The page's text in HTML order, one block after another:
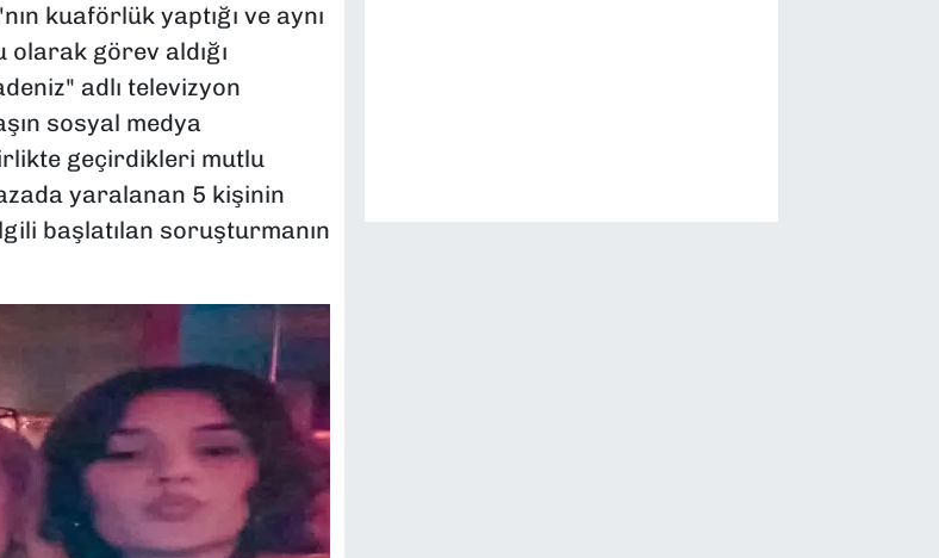
kuaförlük yaptığı ve aynı
görev aldığı
adlı televizyon
sosyal medya
geçirdikleri mutlu
yaralanan 5 kişinin
başlatılan soruşturmanın